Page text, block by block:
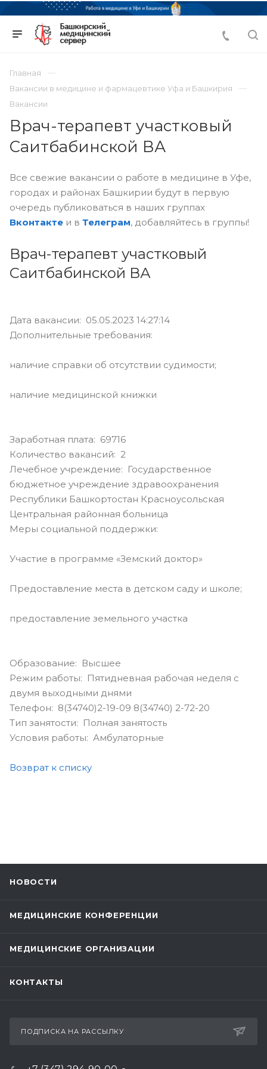
Главная
Вакансии в медицине и фармацевтике Уфа и Башкирия
Вакансии
Врач-терапевт участковый
Саитбабинской ВА
Все свежие вакансии о работе в медицине в Уфе,
городах и районах Башкирии будут в первую
очередь публиковаться в наших группах
Вконтакте и в Телеграм, добавляйтесь в группы!
Врач-терапевт участковый
Саитбабинской ВА
Дата вакансии: 05.05.2023 14:27:14
Дополнительные требования:
наличие справки об отсутствии судимости;
наличие медицинской книжки
Заработная плата: 69716
Количество вакансий: 2
Лечебное учреждение: Государственное
бюджетное учреждение здравоохранения
Республики Башкортостан Красноусольская
Центральная районная больница
Меры социальной поддержки:
Участие в программе «Земский доктор»
Предоставление места в детском саду и школе;
предоставление земельного участка
Образование: Высшее
Режим работы: Пятидневная рабочая неделя с
двумя выходными днями
Телефон: 8(34740)2-19-09 8(34740) 2-72-20
Тип занятости: Полная занятость
Условия работы: Амбулаторные
Возврат к списку
НОВОСТИ
МЕДИЦИНСКИЕ КОНФЕРЕНЦИИ
МЕДИЦИНСКИЕ ОРГАНИЗАЦИИ
КОНТАКТЫ
ПОДПИСКА НА РАССЫЛКУ